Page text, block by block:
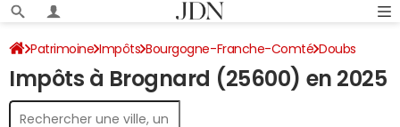
Patrimoine Impôts Bourgogne-Franche-Comté Doubs
Brognard Impôt sur le revenu
Impôts à Brognard (25600) en 2025